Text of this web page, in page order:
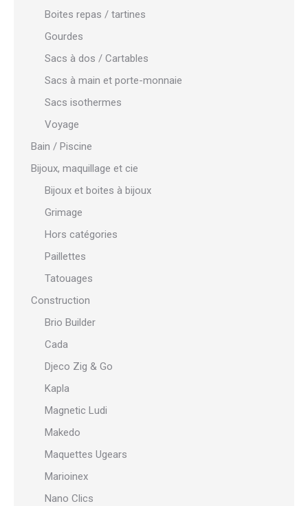
Boites repas / tartines
Gourdes
Sacs à dos / Cartables
Sacs à main et porte-monnaie
Sacs isothermes
Voyage
Bain / Piscine
Bijoux, maquillage et cie
Bijoux et boites à bijoux
Grimage
Hors catégories
Paillettes
Tatouages
Construction
Brio Builder
Cada
Djeco Zig & Go
Kapla
Magnetic Ludi
Makedo
Maquettes Ugears
Marioinex
Nano Clics